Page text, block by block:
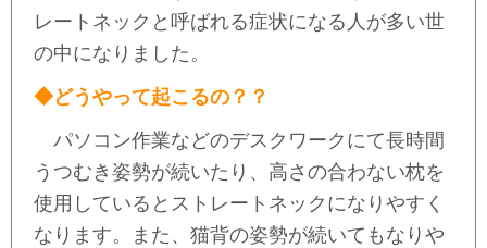
レートネックと呼ばれる症状になる人が多い世
の中になりました。
◆どうやって起こるの？？
パソコン作業などのデスクワークにて長時間
うつむき姿勢が続いたり、高さの合わない枕を
使用しているとストレートネックになりやすく
なります。また、猫背の姿勢が続いてもなりや